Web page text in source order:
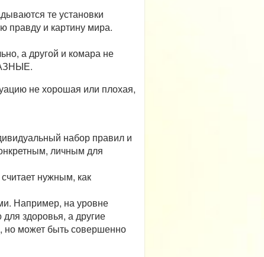
те установки
правду и картину мира.
а другой и комара не
не хорошая или плохая,
набор правил и
личным для
считает нужным, как
Например, на уровне
здоровья, а другие
но может быть совершенно